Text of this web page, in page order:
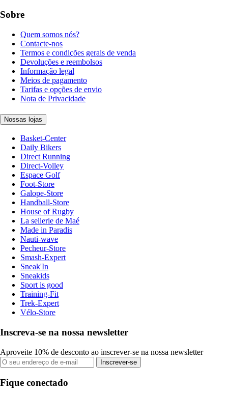
Sobre
Quem somos nós?
Contacte-nos
Termos e condições gerais de venda
Devoluções e reembolsos
Informação legal
Meios de pagamento
Tarifas e opções de envio
Nota de Privacidade
Nossas lojas
Basket-Center
Daily Bikers
Direct Running
Direct-Volley
Espace Golf
Foot-Store
Galope-Store
Handball-Store
House of Rugby
La sellerie de Maé
Made in Paradis
Nauti-wave
Pecheur-Store
Smash-Expert
Sneak'In
Sneakids
Sport is good
Training-Fit
Trek-Expert
Vélo-Store
Inscreva-se na nossa newsletter
Aproveite 10% de desconto ao inscrever-se na nossa newsletter
Inscrever-se
Fique conectado